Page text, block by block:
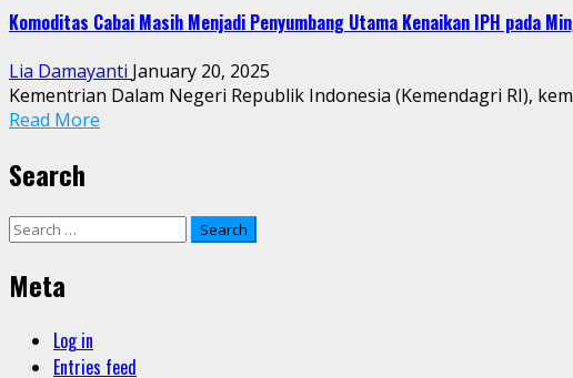
Komoditas Cabai Masih Menjadi Penyumbang Utama Kenaikan IPH pada
Lia Damayanti January 20, 2025
Kementrian Dalam Negeri Republik Indonesia (Kemendagri RI),
Read More
Search
Search
Meta
Log in
Entries feed